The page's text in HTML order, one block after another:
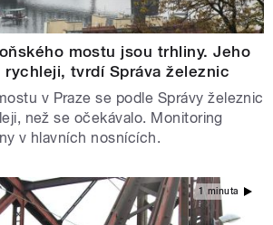
mostu jsou trhliny. Jeho
tvrdí Správa železnic
v Praze se podle Správy železnic
než se očekávalo. Monitoring
v hlavních nosnících.
1 minuta